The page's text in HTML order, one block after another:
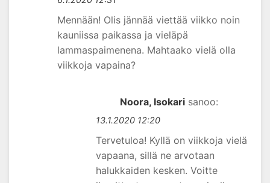
Mennään! Olis jännää viettää viikko noin
kauniissa paikassa ja vieläpä
lammaspaimenena. Mahtaako vielä olla
viikkoja vapaina?
Noora, Isokari sanoo:
13.1.2020 12:20
Tervetuloa! Kyllä on viikkoja vielä
vapaana, sillä ne arvotaan
halukkaiden kesken. Voitte